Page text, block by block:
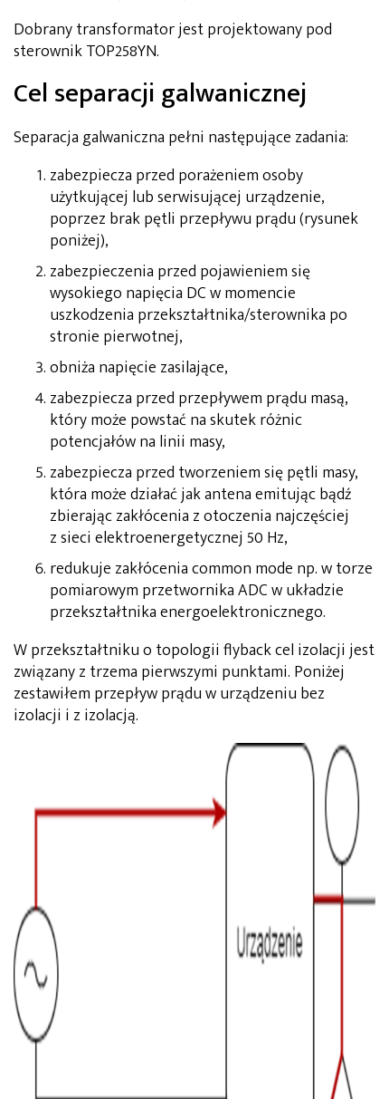
Dobrany transformator jest projektowany pod
sterownik TOP258YN.
Cel separacji galwanicznej
Separacja galwaniczna pełni następujące zadania:
zabezpiecza przed porażeniem osoby
użytkującej lub serwisującej urządzenie,
poprzez brak pętli przepływu prądu (rysunek
poniżej),
zabezpieczenia przed pojawieniem się
wysokiego napięcia DC w momencie
uszkodzenia przekształtnika/sterownika po
stronie pierwotnej,
obniża napięcie zasilające,
zabezpiecza przed przepływem prądu masą,
który może powstać na skutek różnic
potencjałów na linii masy,
zabezpiecza przed tworzeniem się pętli masy,
która może działać jak antena emitując bądź
zbierając zakłócenia z otoczenia najczęściej
z sieci elektroenergetycznej 50 Hz,
redukuje zakłócenia common mode np. w torze
pomiarowym przetwornika ADC w układzie
przekształtnika energoelektronicznego.
W przekształtniku o topologii flyback cel izolacji jest
związany z trzema pierwszymi punktami. Poniżej
zestawiłem przepływ prądu w urządzeniu bez
izolacji i z izolacją.